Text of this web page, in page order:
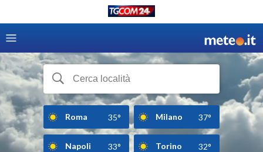
Roma 35° Milano 37°
Napoli 33° Torino 32°